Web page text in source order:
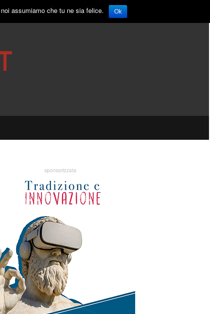
sponsorizzata
assumiamo che tu ne sia felice. Ok